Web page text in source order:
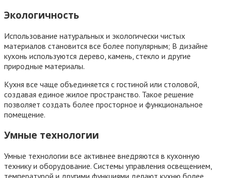
Экологичность
Использование натуральных и экологически чистых
материалов становится все более популярным; В дизайне
кухонь используются дерево, камень, стекло и другие
природные материалы.
Кухня все чаще объединяется с гостиной или столовой,
создавая единое жилое пространство. Такое решение
позволяет создать более просторное и функциональное
помещение.
Умные технологии
Умные технологии все активнее внедряются в кухонную
технику и оборудование. Системы управления освещением,